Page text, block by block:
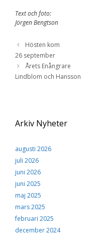
Text och foto:
Jörgen Bengtson
Hösten kom
26 september
Årets Enångrare
Lindblom och Hansson
Arkiv Nyheter
augusti 2026
juli 2026
juni 2026
juni 2025
maj 2025
mars 2025
februari 2025
december 2024